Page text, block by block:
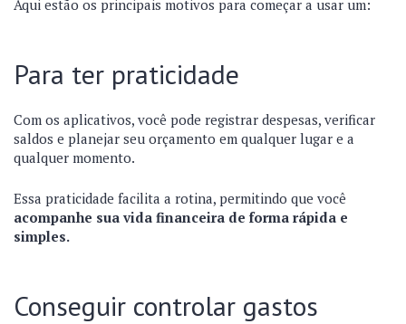
Aqui estão os principais motivos para começar a usar um:
Para ter praticidade
Com os aplicativos, você pode registrar despesas, verificar
saldos e planejar seu orçamento em qualquer lugar e a
qualquer momento.
Essa praticidade facilita a rotina, permitindo que você
acompanhe sua vida financeira de forma rápida e
simples.
Conseguir controlar gastos